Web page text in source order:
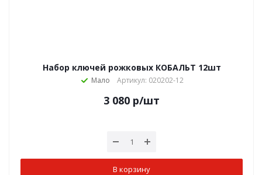
Набор ключей рожковых КОБАЛЬТ 12шт
Мало Артикул: 020202-12
3 080 р/шт
В корзину